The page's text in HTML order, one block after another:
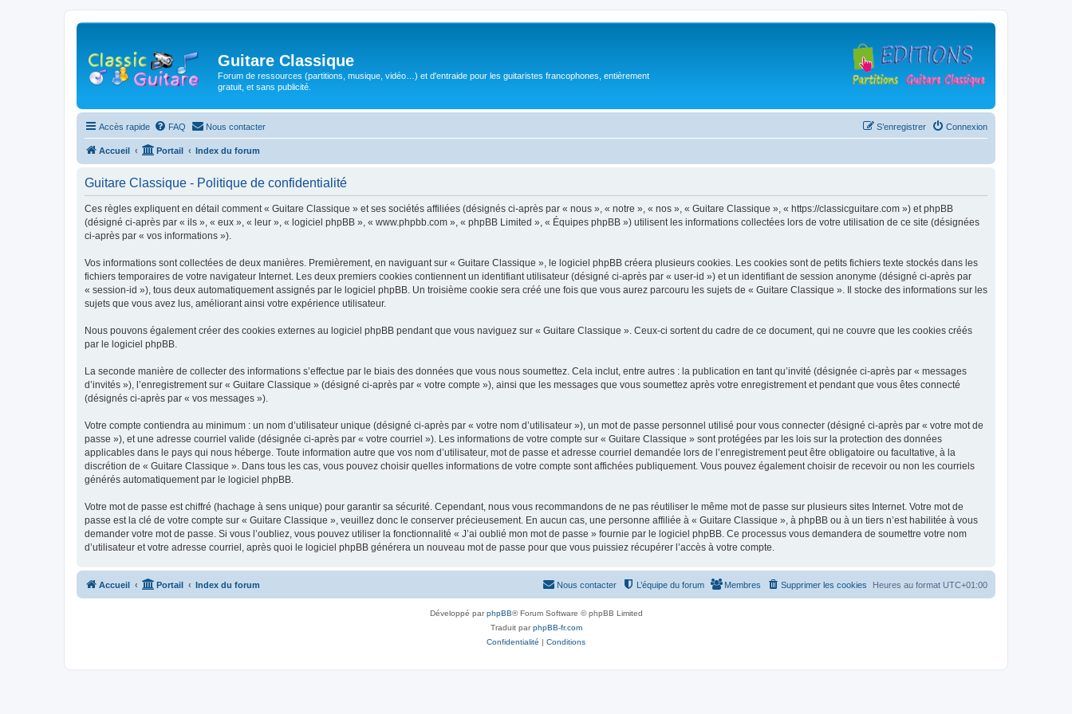
Guitare Classique
Forum de ressources (partitions, musique, vidéo…) et d'entraide pour les guitaristes francophones, entièrement
gratuit, et sans publicité.
Accès rapide FAQ Nous contacter Connexion
S’enregistrer
Accueil Portail Index du forum
Guitare Classique - Politique de confidentialité
Ces règles expliquent en détail comment « Guitare Classique » et ses sociétés affiliées (désignés ci-après par « nous », « notre », « nos », « Guitare Classique », « https://classicguitare.com ») et phpBB
(désigné ci-après par « ils », « eux », « leur », « logiciel phpBB », « www.phpbb.com », « phpBB Limited », « Équipes phpBB ») utilisent les informations collectées lors de votre utilisation de ce site (désignées
ci-après par « vos informations »).
Vos informations sont collectées de deux manières. Premièrement, en naviguant sur « Guitare Classique », le logiciel phpBB créera plusieurs cookies. Les cookies sont de petits fichiers texte stockés dans les
fichiers temporaires de votre navigateur Internet. Les deux premiers cookies contiennent un identifiant utilisateur (désigné ci-après par « user-id ») et un identifiant de session anonyme (désigné ci-après par
« session-id »), tous deux automatiquement assignés par le logiciel phpBB. Un troisième cookie sera créé une fois que vous aurez parcouru les sujets de « Guitare Classique ». Il stocke des informations sur les
sujets que vous avez lus, améliorant ainsi votre expérience utilisateur.
Nous pouvons également créer des cookies externes au logiciel phpBB pendant que vous naviguez sur « Guitare Classique ». Ceux-ci sortent du cadre de ce document, qui ne couvre que les cookies créés
par le logiciel phpBB.
La seconde manière de collecter des informations s’effectue par le biais des données que vous nous soumettez. Cela inclut, entre autres : la publication en tant qu’invité (désignée ci-après par « messages
d’invités »), l’enregistrement sur « Guitare Classique » (désigné ci-après par « votre compte »), ainsi que les messages que vous soumettez après votre enregistrement et pendant que vous êtes connecté
(désignés ci-après par « vos messages »).
Votre compte contiendra au minimum : un nom d’utilisateur unique (désigné ci-après par « votre nom d’utilisateur »), un mot de passe personnel utilisé pour vous connecter (désigné ci-après par « votre mot de
passe »), et une adresse courriel valide (désignée ci-après par « votre courriel »). Les informations de votre compte sur « Guitare Classique » sont protégées par les lois sur la protection des données
applicables dans le pays qui nous héberge. Toute information autre que vos nom d’utilisateur, mot de passe et adresse courriel demandée lors de l’enregistrement peut être obligatoire ou facultative, à la
discrétion de « Guitare Classique ». Dans tous les cas, vous pouvez choisir quelles informations de votre compte sont affichées publiquement. Vous pouvez également choisir de recevoir ou non les courriels
générés automatiquement par le logiciel phpBB.
Votre mot de passe est chiffré (hachage à sens unique) pour garantir sa sécurité. Cependant, nous vous recommandons de ne pas réutiliser le même mot de passe sur plusieurs sites Internet. Votre mot de
passe est la clé de votre compte sur « Guitare Classique », veuillez donc le conserver précieusement. En aucun cas, une personne affiliée à « Guitare Classique », à phpBB ou à un tiers n’est habilitée à vous
demander votre mot de passe. Si vous l’oubliez, vous pouvez utiliser la fonctionnalité « J’ai oublié mon mot de passe » fournie par le logiciel phpBB. Ce processus vous demandera de soumettre votre nom
d’utilisateur et votre adresse courriel, après quoi le logiciel phpBB générera un nouveau mot de passe pour que vous puissiez récupérer l’accès à votre compte.
Accueil Portail Index du forum Heures au format UTC+01:00
Supprimer les cookies
Membres
L’équipe du forum
Nous contacter
Développé parphpBB® Forum Software © phpBB Limited
Traduit parphpBB-fr.com
Confidentialité | Conditions